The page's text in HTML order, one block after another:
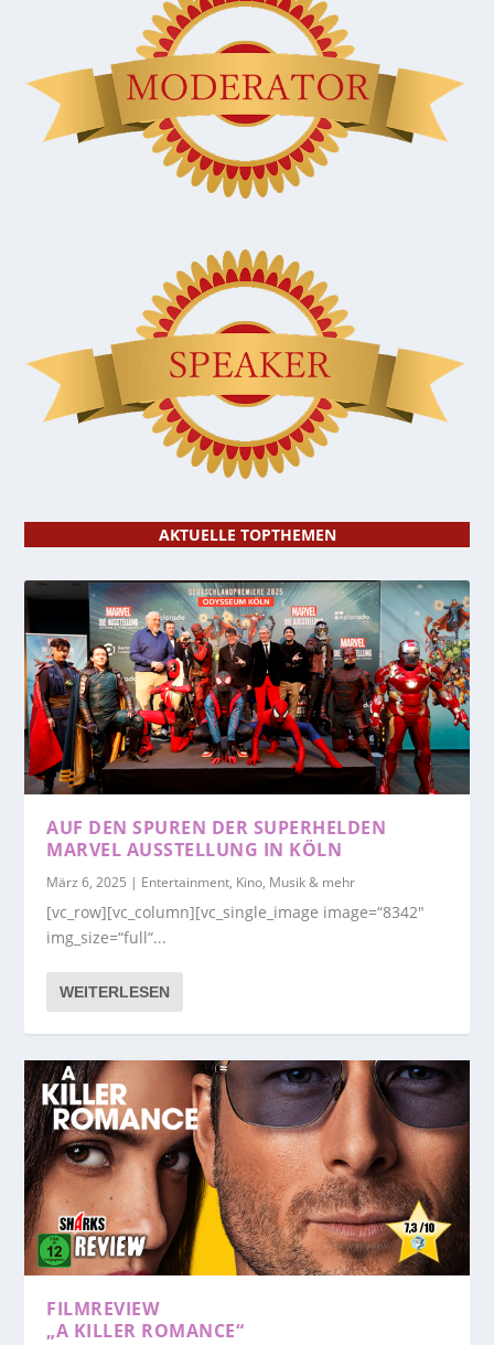
AKTUELLE TOPTHEMEN
AUF DEN SPUREN DER SUPERHELDEN
MARVEL AUSSTELLUNG IN KÖLN
März 6, 2025 | Entertainment, Kino, Musik & mehr
[vc_row][vc_column][vc_single_image image=“8342″
img_size=“full“...
WEITERLESEN
FILMREVIEW
„A KILLER ROMANCE“